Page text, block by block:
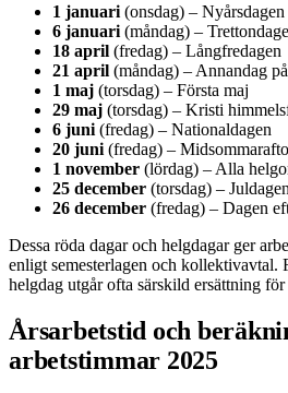
1 januari (onsdag) – Nyårsdagen
6 januari (måndag) –
18 april (fredag) – Långfredagen
21 april (måndag) – Annandag
1 maj (torsdag) – Första maj
29 maj (torsdag) – Kristi
6 juni (fredag) – Nationaldagen
20 juni (fredag) –
1 november (lördag) – Alla
25 december (torsdag) – Juldagen
26 december (fredag) – Dagen
Dessa röda dagar och helgdagar ger
enligt semesterlagen och kollektivavtal.
helgdag utgår ofta särskild ersättning
Årsarbetstid och
arbetstimmar 2025